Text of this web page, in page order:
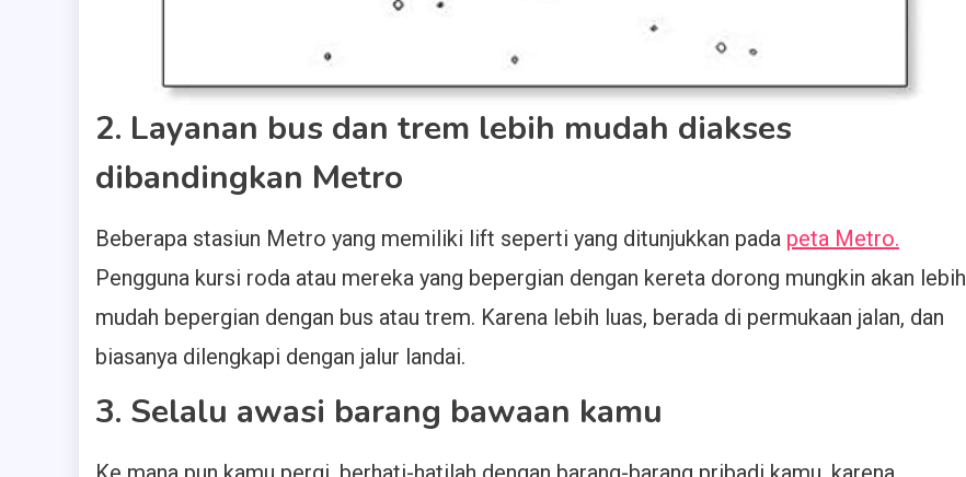
2. Layanan bus dan trem lebih mudah diakses
dibandingkan Metro
Beberapa stasiun Metro yang memiliki lift seperti yang ditunjukkan pada peta Metro.
Pengguna kursi roda atau mereka yang bepergian dengan kereta dorong mungkin akan lebih
mudah bepergian dengan bus atau trem. Karena lebih luas, berada di permukaan jalan, dan
biasanya dilengkapi dengan jalur landai.
3. Selalu awasi barang bawaan kamu